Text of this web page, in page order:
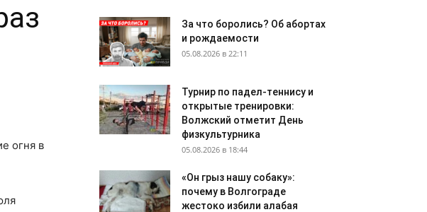
огня в
За что боролись? Об абортах
и рождаемости
05.08.2026 в 22:11
Турнир по падел-теннису и
открытые тренировки:
Волжский отметит День
физкультурника
05.08.2026 в 18:44
«Он грыз нашу собаку»:
почему в Волгограде
жестоко избили алабая